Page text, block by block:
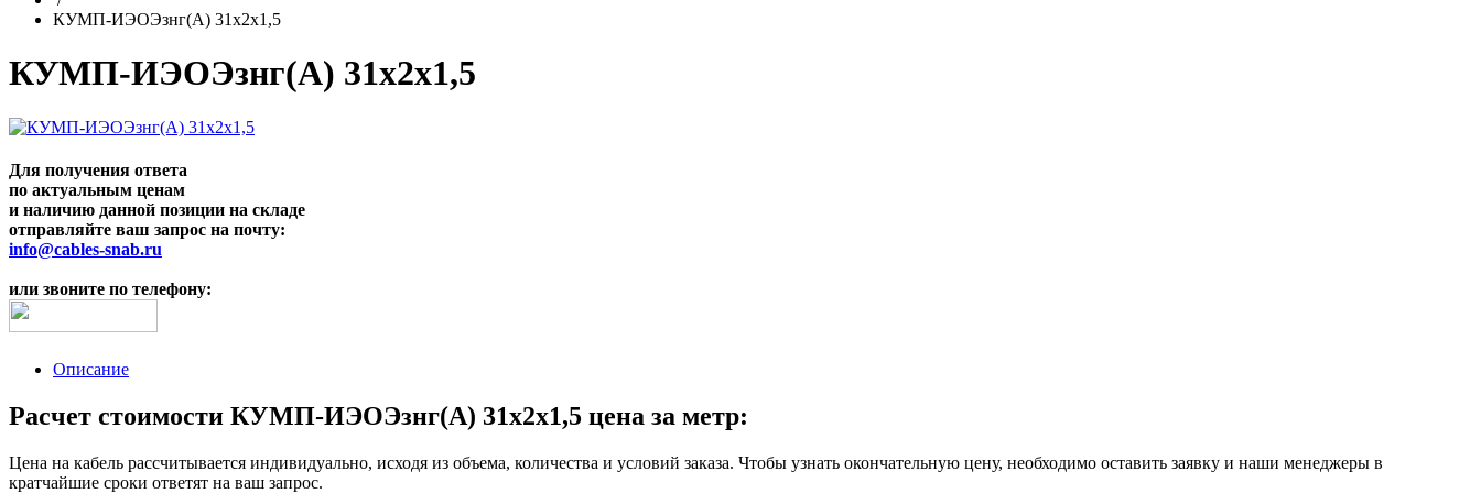
КУМП-ИЭОЭзнг(A) 31x2x1,5
КУМП-ИЭОЭзнг(A) 31x2x1,5
Для получения ответа
по актуальным ценам
и наличию данной позиции на складе
отправляйте ваш запрос на почту:
info@cables-snab.ru
или звоните по телефону:
Описание
Расчет стоимости КУМП-ИЭОЭзнг(A) 31x2x1,5 цена за метр:
Цена на кабель рассчитывается индивидуально, исходя из объема, количества и условий заказа. Чтобы узнать окончательную цену, необходимо оставить заявку и наши менеджеры в
кратчайшие сроки ответят на ваш запрос.